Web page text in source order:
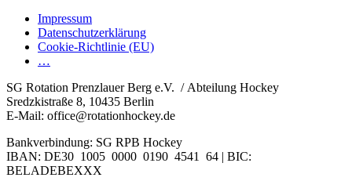
Impressum
Datenschutzerklärung
Cookie-Richtlinie (EU)
…
SG Rotation Prenzlauer Berg e.V. / Abteilung Hockey
Sredzkistraße 8, 10435 Berlin
E-Mail: office@rotationhockey.de
Bankverbindung: SG RPB Hockey
IBAN: DE30 1005 0000 0190 4541 64 | BIC:
BELADEBEXXX